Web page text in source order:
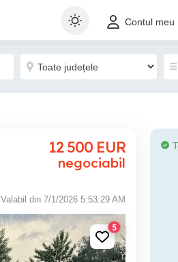
Contul meu
12 500 EUR
negociabil
Valabil din 7/1/2026 5:53:29 AM
5